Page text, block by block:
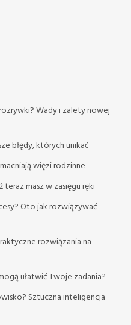
Wady i zalety nowej
błędy, których unikać
więzi rodzinne
masz w zasięgu ręki
Oto jak rozwiązywać
rozwiązania na
ułatwić Twoje zadania?
Sztuczna inteligencja